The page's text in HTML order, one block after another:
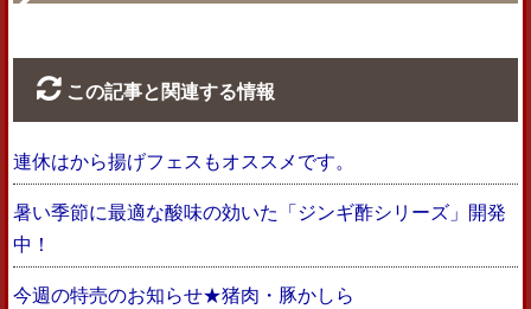
この記事と関連する情報
連休はから揚げフェスもオススメです。
暑い季節に最適な酸味の効いた「ジンギ酢シリーズ」開発
中！
今週の特売のお知らせ★猪肉・豚かしら